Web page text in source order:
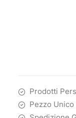
-
Rosso
Prodotti
Pezzo